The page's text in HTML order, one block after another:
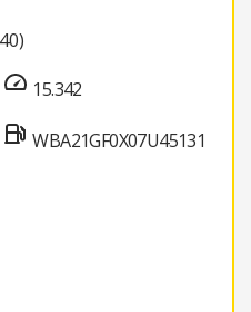
15.342
WBA21GF0X07U45131